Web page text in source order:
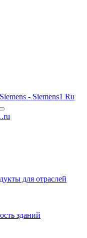
для отраслей
зданий